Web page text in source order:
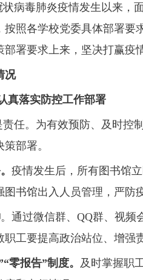
病毒肺炎疫情发生以来，
照各学校党委具体部署
署要求上来，坚决打赢疫
况
真落实防控工作部署
任。为有效预防、及时控
部署。
疫情发生后，所有图书馆
书馆出入人员管理，严防
。通过微信群、QQ群、视
工要提高政治站位、增强
零报告”制度。 及时掌握职